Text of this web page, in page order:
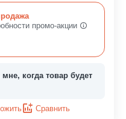
промо-акции
когда товар будет
Сравнить